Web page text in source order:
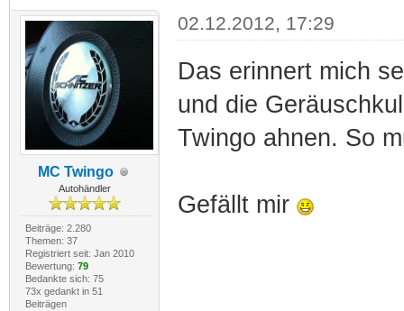
MC Twingo
Autohändler
Beiträge: 2.280
Themen: 37
Registriert seit: Jan 2010
Bewertung: 79
Bedankte sich: 75
73x gedankt in 51
Beiträgen
02.12.2012, 17:29
Das erinnert mich
und die
Twingo ahnen. So
Gefällt mir